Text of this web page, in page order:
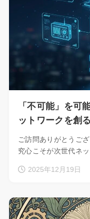
「不可能」を可
ットワークを創
ご訪問ありがとうご
究心こそが次世代ネ
2025年12月19日